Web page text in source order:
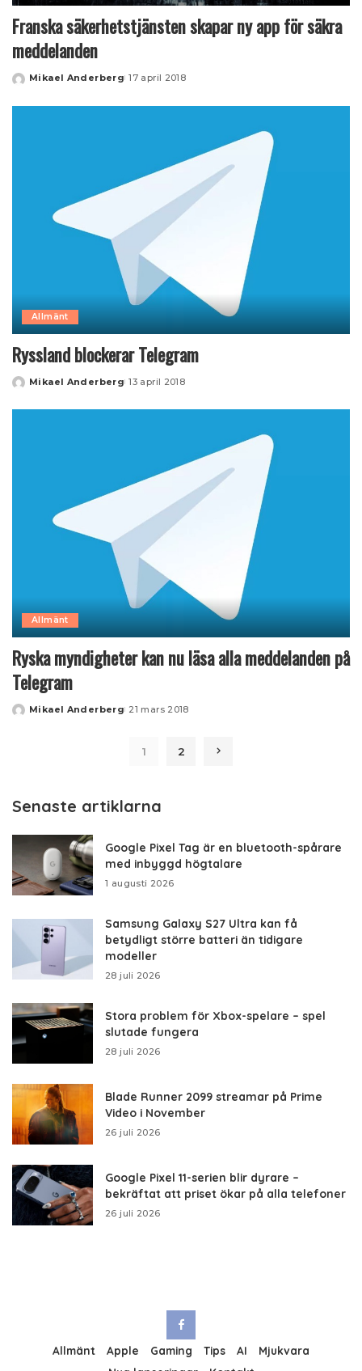
Franska säkerhetstjänsten skapar ny app för säkra
meddelanden
Posted
Mikael Anderberg 17 april 2018
Allmänt
Ryssland blockerar Telegram
Posted
Mikael Anderberg 13 april 2018
Allmänt
Ryska myndigheter kan nu läsa alla meddelanden på
Telegram
Posted
Mikael Anderberg 21 mars 2018
1 2
Senaste artiklarna
Google Pixel Tag är en bluetooth-spårare
med inbyggd högtalare
1 augusti 2026
Samsung Galaxy S27 Ultra kan få
betydligt större batteri än tidigare
modeller
28 juli 2026
Stora problem för Xbox-spelare – spel
slutade fungera
28 juli 2026
Blade Runner 2099 streamar på Prime
Video i November
26 juli 2026
Google Pixel 11-serien blir dyrare –
bekräftat att priset ökar på alla telefoner
26 juli 2026
Allmänt Apple Gaming Tips AI
Mjukvara